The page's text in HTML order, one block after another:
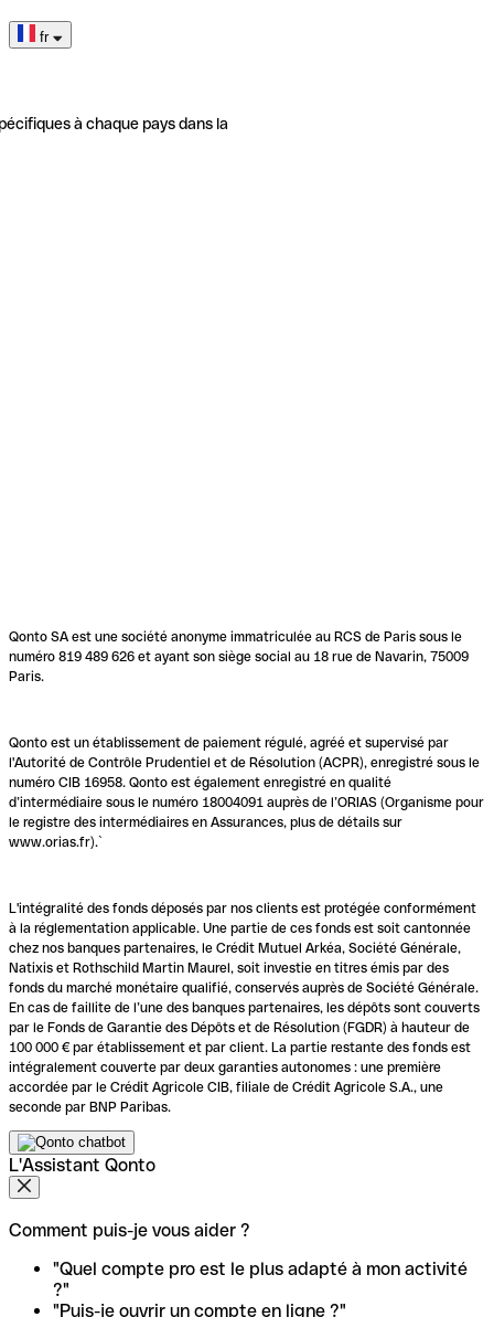
fr
à chaque pays dans la
Qonto SA est une société anonyme immatriculée au RCS de Paris sous le
numéro 819 489 626 et ayant son siège social au 18 rue de Navarin, 75009
Paris.
Qonto est un établissement de paiement régulé, agréé et supervisé par
l'Autorité de Contrôle Prudentiel et de Résolution (ACPR), enregistré sous le
numéro CIB 16958. Qonto est également enregistré en qualité
d’intermédiaire sous le numéro 18004091 auprès de l’ORIAS (Organisme pour
le registre des intermédiaires en Assurances, plus de détails sur
www.orias.fr).`
L'intégralité des fonds déposés par nos clients est protégée conformément
à la réglementation applicable. Une partie de ces fonds est soit cantonnée
chez nos banques partenaires, le Crédit Mutuel Arkéa, Société Générale,
Natixis et Rothschild Martin Maurel, soit investie en titres émis par des
fonds du marché monétaire qualifié, conservés auprès de Société Générale.
En cas de faillite de l’une des banques partenaires, les dépôts sont couverts
par le Fonds de Garantie des Dépôts et de Résolution (FGDR) à hauteur de
100 000 € par établissement et par client. La partie restante des fonds est
intégralement couverte par deux garanties autonomes : une première
accordée par le Crédit Agricole CIB, filiale de Crédit Agricole S.A., une
seconde par BNP Paribas.
L'Assistant Qonto
Comment puis-je vous aider ?
"Quel compte pro est le plus adapté à mon activité
?"
"Puis-je ouvrir un compte en ligne ?"